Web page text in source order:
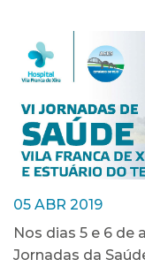
05 ABR 2019
Nos dias 5 e 6 de
Jornadas da